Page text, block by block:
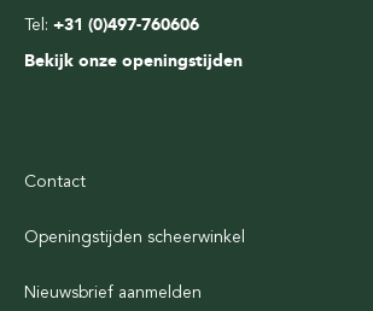
Tel: +31 (0)497-760606
Bekijk onze openingstijden
Contact
Openingstijden scheerwinkel
Nieuwsbrief aanmelden